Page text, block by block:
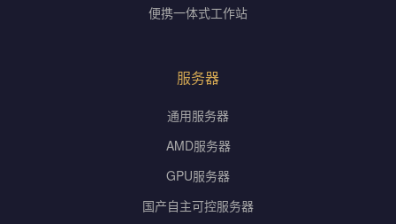
便携一体式工作站
服务器
通用服务器
AMD服务器
GPU服务器
国产自主可控服务器